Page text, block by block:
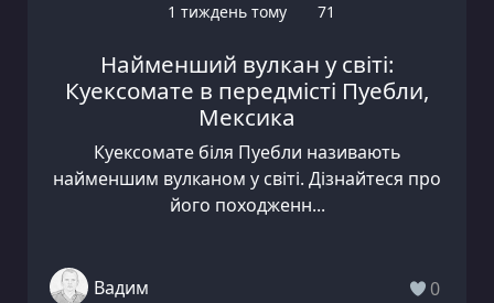
1 тиждень тому 71
Найменший вулкан у світі:
Куексомате в передмісті Пуебли,
Мексика
Куексомате біля Пуебли називають
найменшим вулканом у світі. Дізнайтеся про
його походженн...
Вадим 0